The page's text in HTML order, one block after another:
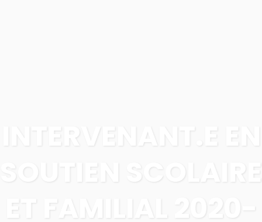
INTERVENANT.E EN
SOUTIEN SCOLAIRE
ET FAMILIAL 2020-